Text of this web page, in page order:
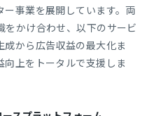
ー事業を展開しています。両
をかけ合わせ、以下のサービ
成から広告収益の最大化ま
向上をトータルで支援しま